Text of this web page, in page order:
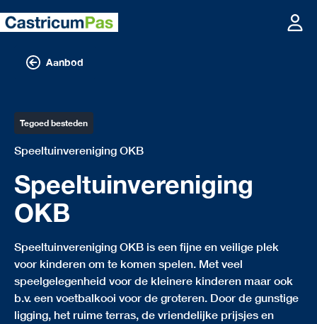
Aanbod
Tegoed besteden
Speeltuinvereniging OKB
Speeltuinvereniging
OKB
Speeltuinvereniging OKB is een fijne en veilige plek
voor kinderen om te komen spelen. Met veel
speelgelegenheid voor de kleinere kinderen maar ook
b.v. een voetbalkooi voor de groteren. Door de gunstige
ligging, het ruime terras, de vriendelijke prijsjes en